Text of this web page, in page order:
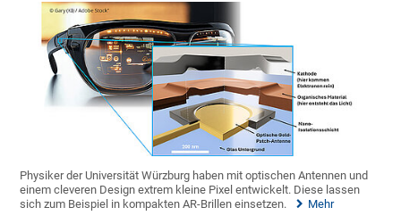
Physiker der Universität Würzburg haben mit optischen Antennen und
einem cleveren Design extrem kleine Pixel entwickelt. Diese lassen
sich zum Beispiel in kompakten AR-Brillen einsetzen.
Mehr